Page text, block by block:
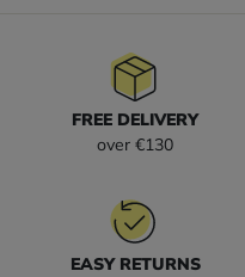
FREE DELIVERY
over €130
EASY RETURNS